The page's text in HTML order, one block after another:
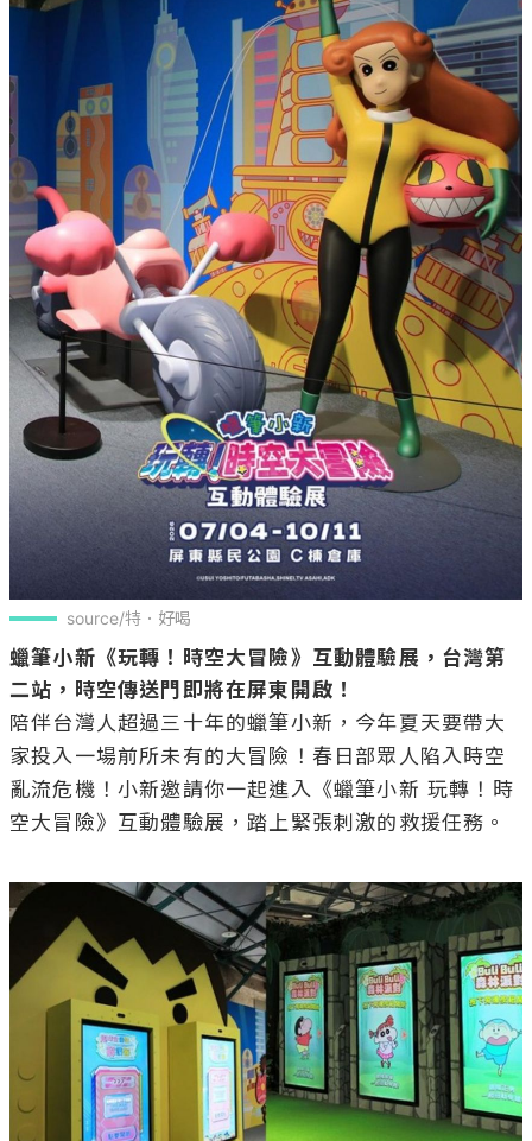
source/特．好喝
蠟筆小新《玩轉！時空大冒險》互動體驗展，台灣第
二站，時空傳送門即將在屏東開啟！
陪伴台灣人超過三十年的蠟筆小新，今年夏天要帶大
家投入一場前所未有的大冒險！春日部眾人陷入時空
亂流危機！小新邀請你一起進入《蠟筆小新 玩轉！時
空大冒險》互動體驗展，踏上緊張刺激的救援任務。